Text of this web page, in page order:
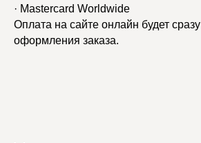
· Mastercard Worldwide
Оплата на сайте онлайн будет
оформления заказа.